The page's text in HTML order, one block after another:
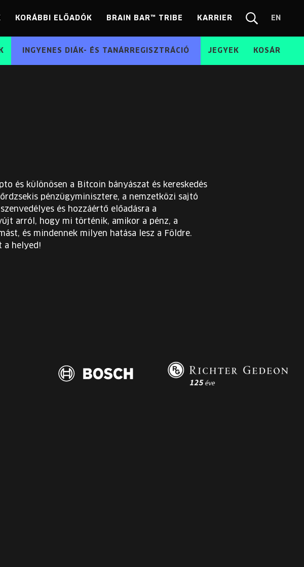
KORÁBBI ELŐADÓK BRAIN BAR™ TRIBE KARRIER EN
EN
INGYENES DIÁK- ÉS TANÁRREGISZTRÁCIÓ JEGYEK KOSÁR
és különösen a Bitcoin bányászat és kereskedés
pénzügyminisztere, a nemzetközi sajtó
és hozzáértő előadásra a
arról, hogy mi történik, amikor a pénz, a
és mindennek milyen hatása lesz a Földre.
a helyed!